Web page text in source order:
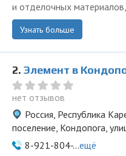
и отделочных
Узнать больше
2. Элемент в
нет отзывов
Россия, Республика
поселение, Кондопога,
8-921-804-...ещё